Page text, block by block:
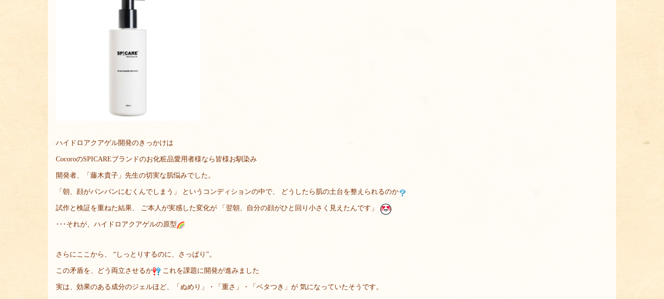
ハイドロアクアゲル開発のきっかけは
CocoroのSPICAREブランドのお化粧品愛用者様なら皆様お馴染み
開発者、「藤木貴子」先生の切実な肌悩みでした。
「朝、顔がパンパンにむくんでしまう」 というコンディションの中で、 どうしたら肌の土台を整えられるのか
試作と検証を重ねた結果、 ご本人が実感した変化が 「翌朝、自分の顔がひと回り小さく見えたんです」
･･･それが、ハイドロアクアゲルの原型
さらにここから、 “しっとりするのに、さっぱり”。
この矛盾を、どう両立させるか これを課題に開発が進みました
実は、効果のある成分のジェルほど、「ぬめり」・「重さ」・「ベタつき」が 気になっていたそうです。